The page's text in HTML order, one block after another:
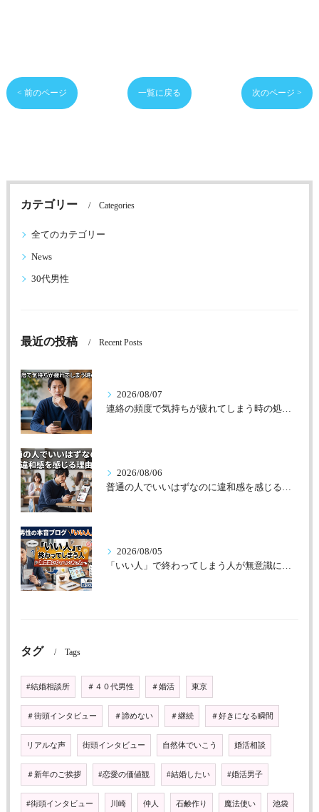
< 前のページ 一覧に戻る 次のページ >
カテゴリー Categories
全てのカテゴリー
News
30代男性
最近の投稿 Recent Posts
2026/08/07
連絡の頻度で気持ちが疲れてしまう時の処方箋
2026/08/06
2026/08/05
タグ Tags
#結婚相談所 ＃４０代男性 ＃婚活 東京
＃街頭インタビュー ＃諦めない ＃継続 ＃好きになる瞬間
リアルな声 街頭インタビュー 自然体でいこう 婚活相談
＃新年のご挨拶 #恋愛の価値観 #結婚したい #婚活男子
#街頭インタビュー 川崎 仲人 石鹸作り 魔法使い 池袋